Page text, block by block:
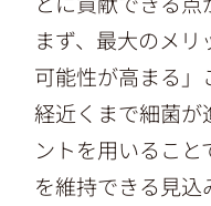
まず、最大のメ
可能性が高まる」
経近くまで細菌が
ントを用いるこ
を維持できる見込